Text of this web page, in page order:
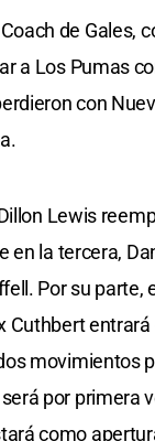
de Gales,
a Los Pumas
con
Lewis
en la tercera,
Por su parte,
Cuthbert
movimientos
por primera
como